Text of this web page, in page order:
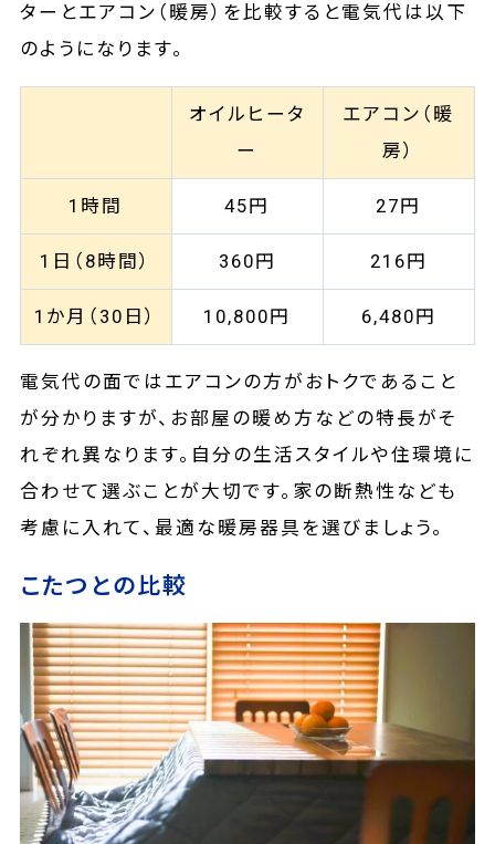
ターとエアコン（暖房）を比較すると電気代は以下
のようになります。
オイルヒータ
ー
エアコン（暖
房）
1時間 45円 27円
1日（8時間） 360円 216円
1か月（30日） 10,800円 6,480円
電気代の面ではエアコンの方がおトクであること
が分かりますが、お部屋の暖め方などの特長がそ
れぞれ異なります。自分の生活スタイルや住環境に
合わせて選ぶことが大切です。家の断熱性なども
考慮に入れて、最適な暖房器具を選びましょう。
こたつとの比較